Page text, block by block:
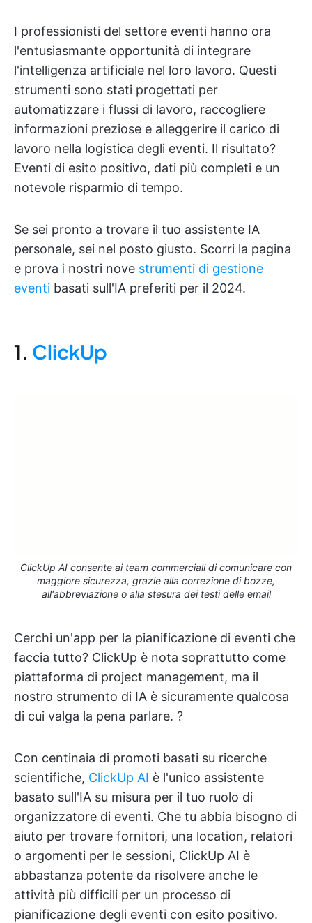
I professionisti del settore eventi hanno ora
l'entusiasmante opportunità di integrare
l'intelligenza artificiale nel loro lavoro. Questi
strumenti sono stati progettati per
automatizzare i flussi di lavoro, raccogliere
informazioni preziose e alleggerire il carico di
lavoro nella logistica degli eventi. Il risultato?
Eventi di esito positivo, dati più completi e un
notevole risparmio di tempo.
Se sei pronto a trovare il tuo assistente IA
personale, sei nel posto giusto. Scorri la pagina
e prova i nostri nove strumenti di gestione
eventi basati sull'IA preferiti per il 2024.
1. ClickUp
ClickUp AI consente ai team commerciali di comunicare con
maggiore sicurezza, grazie alla correzione di bozze,
all'abbreviazione o alla stesura dei testi delle email
Cerchi un'app per la pianificazione di eventi che
faccia tutto? ClickUp è nota soprattutto come
piattaforma di project management, ma il
nostro strumento di IA è sicuramente qualcosa
di cui valga la pena parlare. ?
Con centinaia di promoti basati su ricerche
scientifiche, ClickUp AI è l'unico assistente
basato sull'IA su misura per il tuo ruolo di
organizzatore di eventi. Che tu abbia bisogno di
aiuto per trovare fornitori, una location, relatori
o argomenti per le sessioni, ClickUp AI è
abbastanza potente da risolvere anche le
attività più difficili per un processo di
pianificazione degli eventi con esito positivo.